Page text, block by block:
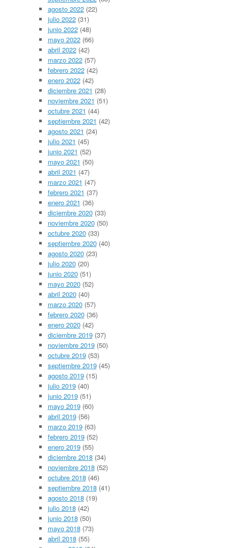
agosto 2022(22)
julio 2022(31)
junio 2022(48)
mayo 2022(66)
abril 2022(42)
marzo 2022(57)
febrero 2022(42)
enero 2022(42)
diciembre 2021 (28)
noviembre 2021 (51)
octubre 2021 (44)
septiembre 2021 (42)
agosto 2021 (24)
julio 2021 (45)
junio 2021 (52)
mayo 2021 (50)
abril 2021 (47)
marzo 2021 (47)
febrero 2021 (37)
enero 2021 (36)
diciembre 2020(33)
noviembre 2020(50)
octubre 2020(33)
septiembre 2020(40)
agosto 2020(23)
julio 2020(20)
junio 2020(51)
mayo 2020(52)
abril 2020(40)
marzo 2020(57)
febrero 2020(36)
enero 2020(42)
diciembre 2019(37)
noviembre 2019(50)
octubre 2019(53)
septiembre 2019(45)
agosto 2019(15)
julio 2019(40)
junio 2019(51)
mayo 2019(60)
abril 2019(56)
marzo 2019(63)
febrero 2019(52)
enero 2019(55)
diciembre 2018(34)
noviembre 2018(52)
octubre 2018(46)
septiembre 2018(41)
agosto 2018(19)
julio 2018(42)
junio 2018(50)
mayo 2018(73)
abril 2018(55)